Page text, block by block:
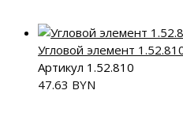
Угловой элемент
Артикул 1.52.810
47.63 BYN